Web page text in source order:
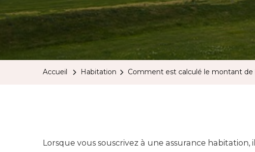
Accueil
Habitation Comment est calculé le montant de
Lorsque vous souscrivez à une assurance